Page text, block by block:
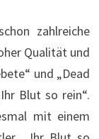
zahlreiche
Qualität und
und „Dead
Blut so rein“.
mit einem